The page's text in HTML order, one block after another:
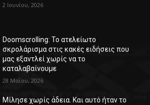
2 Ιουνίου, 2026
Doomscrolling: Το ατελείωτο
σκρολάρισμα στις κακές ειδήσεις που
μας εξαντλεί χωρίς να το
καταλαβαίνουμε
28 Μαΐου, 2026
Μίλησε χωρίς άδεια. Και αυτό ήταν το